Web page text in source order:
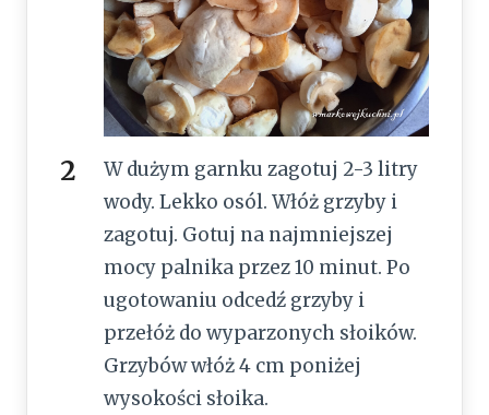
W dużym garnku zagotuj 2-3 litry
wody. Lekko osól. Włóż grzyby i
zagotuj. Gotuj na najmniejszej
mocy palnika przez 10 minut. Po
ugotowaniu odcedź grzyby i
przełóż do wyparzonych słoików.
Grzybów włóż 4 cm poniżej
wysokości słoika.